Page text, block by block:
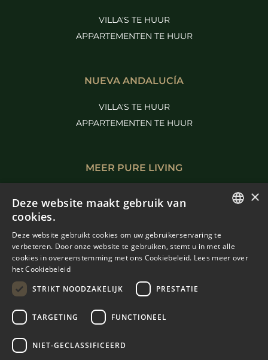
VILLA'S TE HUUR
APPARTEMENTEN TE HUUR
NUEVA ANDALUCÍA
VILLA'S TE HUUR
APPARTEMENTEN TE HUUR
MEER PURE LIVING
MARBELLA TE KOOP
© COPYRIGHT 2008PURE LIVING PROPERTIES
SPANISH
×
Deze website maakt gebruik van
cookies.
Deze website gebruikt cookies om uw gebruikerservaring te
verbeteren. Door onze website te gebruiken, stemt u in met alle
cookies in overeenstemming met ons Cookiebeleid. Lees meer over
het Cookiebeleid
STRIKT NOODZAKELIJK
PRESTATIE
TARGETING FUNCTIONEEL
NIET-GECLASSIFICEERD